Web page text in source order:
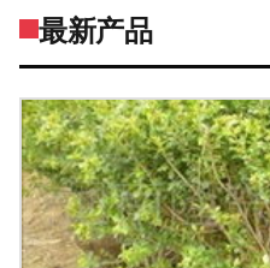
最新产品